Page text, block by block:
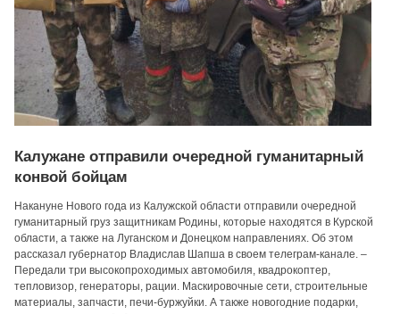
Калужане отправили очередной гуманитарный
конвой бойцам
Накануне Нового года из Калужской области отправили очередной
гуманитарный груз защитникам Родины, которые находятся в Курской
области, а также на Луганском и Донецком направлениях. Об этом
рассказал губернатор Владислав Шапша в своем телеграм-канале. –
Передали три высокопроходимых автомобиля, квадрокоптер,
тепловизор, генераторы, рации. Маскировочные сети, строительные
материалы, запчасти, печи-буржуйки. А также новогодние подарки,